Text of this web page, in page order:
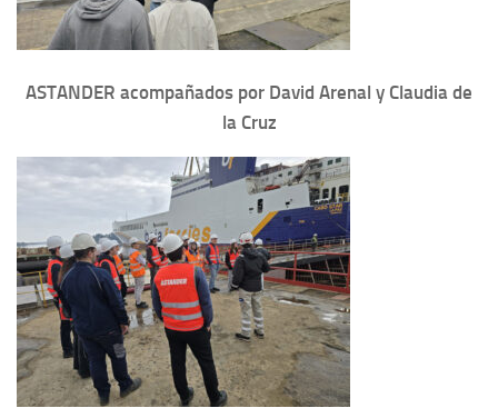
ASTANDER acompañados por David Arenal y Claudia de
la Cruz